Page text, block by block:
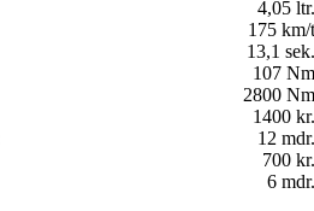
4,05 ltr.
175 km/t
13,1 sek.
107 Nm
2800 Nm
1400 kr.
12 mdr.
700 kr.
6 mdr.